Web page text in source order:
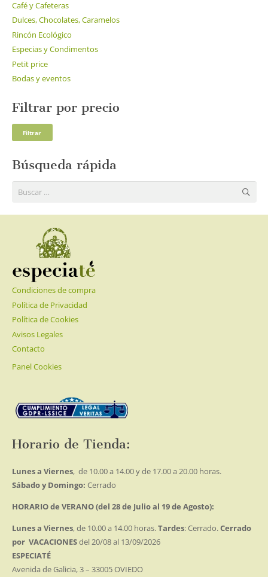
Café y Cafeteras
Dulces, Chocolates, Caramelos
Rincón Ecológico
Especias y Condimentos
Petit price
Bodas y eventos
Filtrar por precio
Filtrar
Búsqueda rápida
Buscar:
Condiciones de compra
Política de Privacidad
Política de Cookies
Avisos Legales
Contacto
Panel Cookies
Horario de Tienda:
Lunes a Viernes, de 10.00 a 14.00 y de 17.00 a 20.00 horas.
Sábado y Domingo: Cerrado
HORARIO de VERANO (del 28 de Julio al 19 de Agosto):
Lunes a Viernes, de 10.00 a 14.00 horas.Tardes: Cerrado.Cerrado
por VACACIONESdel 20/08 al 13/09/2026
ESPECIATÉ
Avenida de Galicia, 3 – 33005 OVIEDO